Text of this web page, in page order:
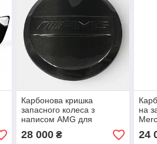
Карбонова кришка
запасного колеса з
написом AMG для
Mercedes-Benz G-Class
W463 (1979–2018)
28 000₴
на
24